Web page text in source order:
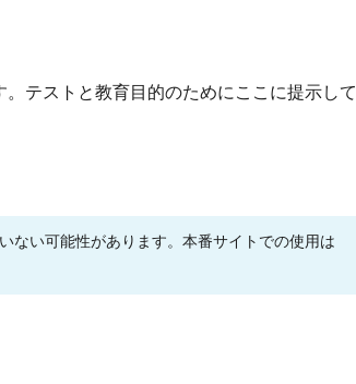
テストと教育目的のためにここに提示して
ない可能性があります。本番サイトでの使用は